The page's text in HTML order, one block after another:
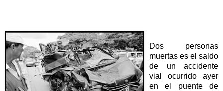
Dos personas
muertas es el saldo
de un accidente
vial ocurrido ayer
en el puente de